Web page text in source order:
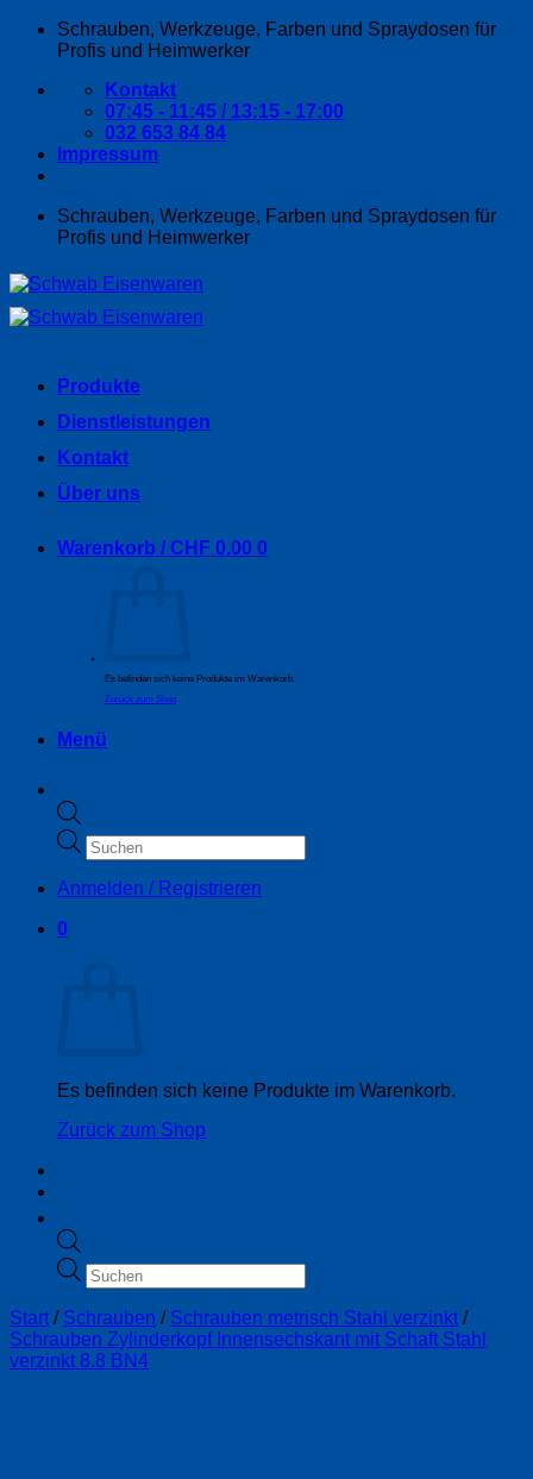
Zum
Schrauben, Werkzeuge, Farben und Spraydosen für
Profis und Heimwerker
Kontakt
07:45 - 11:45 / 13:15 - 17:00
032 653 84 84
Impressum
Schrauben, Werkzeuge, Farben und Spraydosen für
Profis und Heimwerker
Products
search
Anmelden / Registrieren
0
Es befinden sich keine Produkte im Warenkorb.
Zurück zum Shop
Produkte
Dienstleistungen
Kontakt
Über uns
Warenkorb / CHF 0.00 0
Es befinden sich keine Produkte im Warenkorb.
Zurück zum Shop
Menü
Products
search
Start / Schrauben / Schrauben metrisch Stahl verzinkt /
Schrauben Zylinderkopf Innensechskant mit Schaft Stahl
verzinkt 8.8 BN4